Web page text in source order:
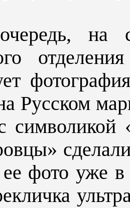
на
Русском
символикой
фото уже в